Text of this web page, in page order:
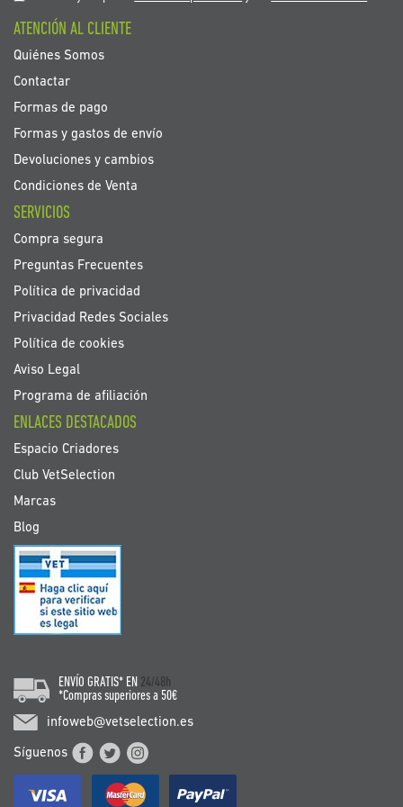
de
noticias:
ATENCIÓN AL CLIENTE
Quiénes Somos
Contactar
Formas de pago
Formas y gastos de envío
Devoluciones y cambios
Condiciones de Venta
SERVICIOS
Compra segura
Preguntas Frecuentes
Política de privacidad
Privacidad Redes Sociales
Política de cookies
Aviso Legal
Programa de afiliación
ENLACES DESTACADOS
Espacio Criadores
Club VetSelection
Marcas
Blog
ENVÍO GRATIS* EN 24/48h
*Compras superiores a 50€
infoweb@vetselection.es
Síguenos